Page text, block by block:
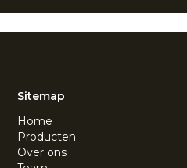
Sitemap
Home
Producten
Over ons